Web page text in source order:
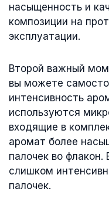
насыщенность и
композиции на
эксплуатации.
Второй важный
вы можете
интенсивность
используются
входящие в
аромат более
палочек во
слишком
палочек.